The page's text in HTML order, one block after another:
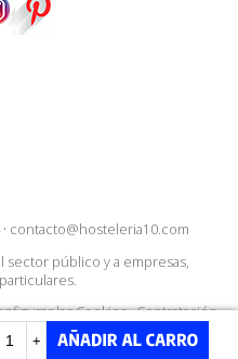
+
· contacto@hosteleria10.com
sector público y a empresas,
las Cookies·Contratación